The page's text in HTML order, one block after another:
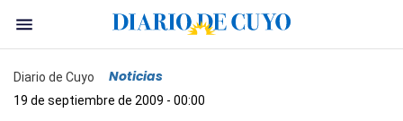
Diario de Cuyo Noticias
19 de septiembre de 2009 - 00:00